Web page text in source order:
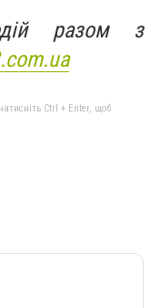
разом з
Ctrl + Enter, щоб